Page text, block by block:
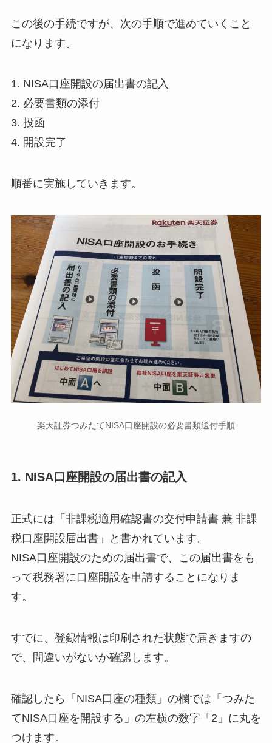
この後の手続ですが、次の手順で進めていくこと
になります。
1. NISA口座開設の届出書の記入
2. 必要書類の添付
3. 投函
4. 開設完了
順番に実施していきます。
楽天証券つみたてNISA口座開設の必要書類送付手順
1. NISA口座開設の届出書の記入
正式には「非課税適用確認書の交付申請書 兼 非課
税口座開設届出書」と書かれています。
NISA口座開設のための届出書で、この届出書をも
って税務署に口座開設を申請することになりま
す。
すでに、登録情報は印刷された状態で届きますの
で、間違いがないか確認します。
確認したら「NISA口座の種類」の欄では「つみた
てNISA口座を開設する」の左横の数字「2」に丸を
つけます。